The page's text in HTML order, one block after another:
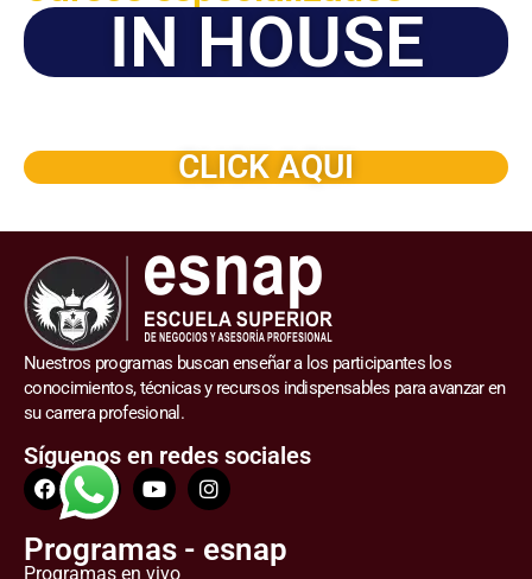
IN HOUSE
CLICK AQUI
Nuestros programas buscan enseñar a los participantes los
conocimientos, técnicas y recursos indispensables para avanzar en
su carrera profesional.
Síguenos en redes sociales
Programas - esnap
Programas en vivo